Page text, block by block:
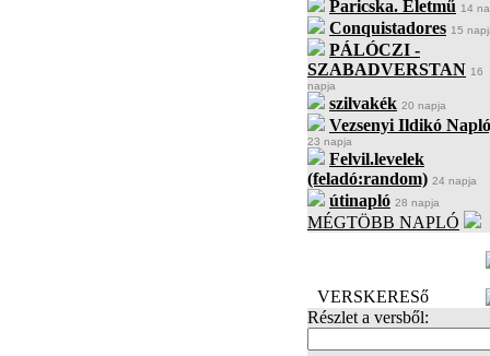
Paricska. Életmű 14
Conquistadores 15
PÁLÓCZI -
SZABADVERSTAN 16
napja
szilvakék 20 napja
Vezsenyi Ildikó
23 napja
Felvil.levelek
(feladó:random) 24 napja
útinapló 28 napja
MÉGTÖBB NAPLÓ
VERSKERESő
Részlet a versből: